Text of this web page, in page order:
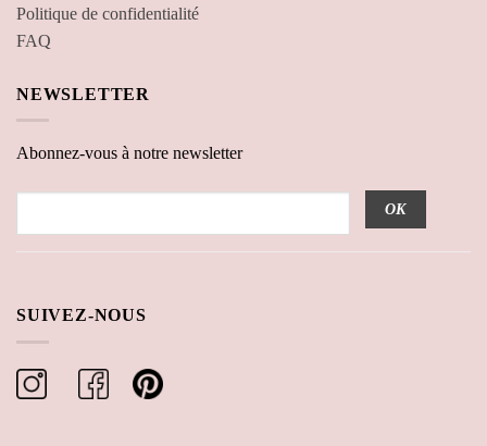
Politique de confidentialité
FAQ
NEWSLETTER
Abonnez-vous à notre newsletter
SUIVEZ-NOUS